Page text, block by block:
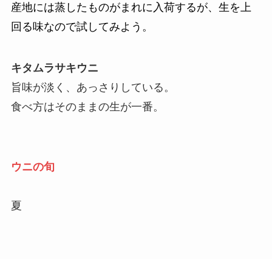
産地には蒸したものがまれに入荷するが、生を上
回る味なので試してみよう。
キタムラサキウニ
旨味が淡く、あっさりしている。
食べ方はそのままの生が一番。
ウニの旬
夏